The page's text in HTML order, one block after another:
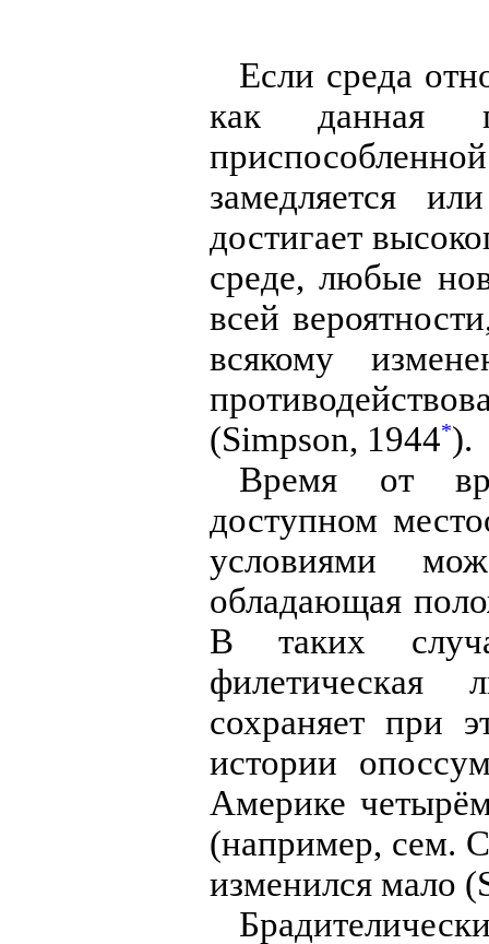
Если среда
как данная
замедляется
достигает
среде, любые
всей
всякому
(Simpson, 1944*).
Время от
доступном
условиями
обладающая
В таких
филетическая
сохраняет при
истории
Америке
(например, сем.
изменился мало